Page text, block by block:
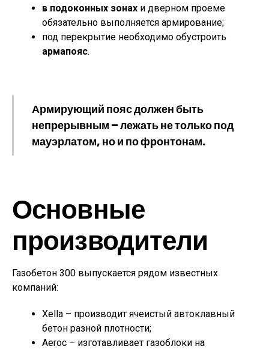
в подоконных зонах и дверном проеме
обязательно выполняется армирование;
под перекрытие необходимо обустроить
армапояс.
Армирующий пояс должен быть
непрерывным – лежать не только под
мауэрлатом, но и по фронтонам.
Основные
производители
Газобетон 300 выпускается рядом известных
компаний:
Xella – производит ячеистый автоклавный
бетон разной плотности;
Aeroc – изготавливает газоблоки на